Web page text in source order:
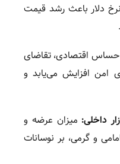
دلار باعث رشد قیمت
حساس اقتصادی، تقاضای
امن افزایش می‌یابد و
داخلی: میزان عرضه و
و گرمی، بر نوسانات